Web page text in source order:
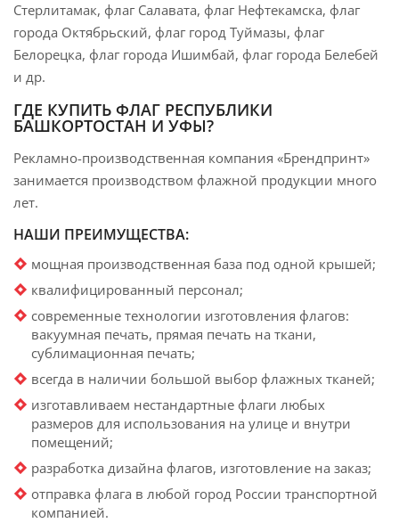
Стерлитамак, флаг Салавата, флаг Нефтекамска, флаг
города Октябрьский, флаг город Туймазы, флаг
Белорецка, флаг города Ишимбай, флаг города Белебей
и др.
ГДЕ КУПИТЬ ФЛАГ РЕСПУБЛИКИ
БАШКОРТОСТАН И УФЫ?
Рекламно-производственная компания «Брендпринт»
занимается производством флажной продукции много
лет.
НАШИ ПРЕИМУЩЕСТВА:
мощная производственная база под одной крышей;
квалифицированный персонал;
современные технологии изготовления флагов:
вакуумная печать, прямая печать на ткани,
сублимационная печать;
всегда в наличии большой выбор флажных тканей;
изготавливаем нестандартные флаги любых
размеров для использования на улице и внутри
помещений;
разработка дизайна флагов, изготовление на заказ;
отправка флага в любой город России транспортной
компанией.